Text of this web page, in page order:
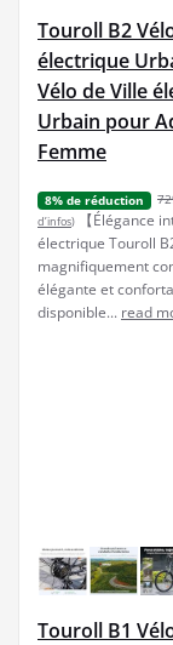
Touroll B2
électrique
Vélo de Ville
Urbain pour
Femme
8% de réduction
d’infos)
【Élégance
électrique Touroll
magnifiquement
élégante et
disponible... read
Touroll B1